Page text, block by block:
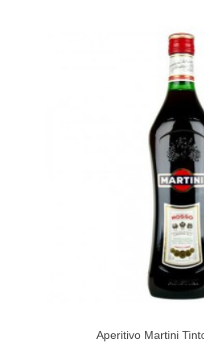
Aperitivo Martini